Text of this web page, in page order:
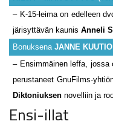
– K-15-leima on edelleen
järisyttävän kaunis Anneli
Bonuksena JANNE KUUTIO
– Ensimmäinen leffa, jossa
perustaneet GnuFilms-
Diktoniuksen novelliin ja
Ensi-illat